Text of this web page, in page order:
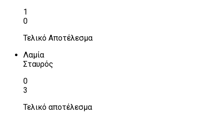
1
0
Τελικό Αποτέλεσμα
Λαμία
Σταυρός
0
3
Τελικό αποτέλεσμα